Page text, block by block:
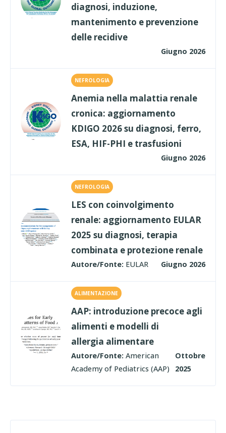
diagnosi, induzione,
mantenimento e prevenzione
delle recidive
Giugno 2026
NEFROLOGIA
Anemia nella malattia renale
cronica: aggiornamento
KDIGO 2026 su diagnosi, ferro,
ESA, HIF-PHI e trasfusioni
Giugno 2026
NEFROLOGIA
LES con coinvolgimento
renale: aggiornamento EULAR
2025 su diagnosi, terapia
combinata e protezione renale
Autore/Fonte: EULAR Giugno 2026
ALIMENTAZIONE
AAP: introduzione precoce agli
alimenti e modelli di
allergia alimentare
Autore/Fonte: American
Academy of Pediatrics (AAP)
Ottobre
2025